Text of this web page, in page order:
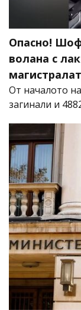
Опасно!
волана с
От началото
загинали и